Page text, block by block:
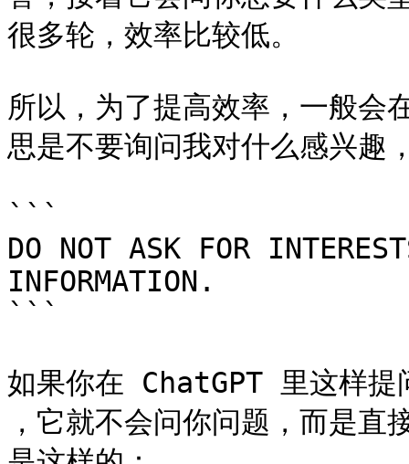
很多轮，效率比较低。
所以，为了提高效率，一般
思是不要询问我对什么感兴趣
```
DO NOT ASK FOR
INFORMATION.
```
如果你在 ChatGPT 里这样
，它就不会问你问题，而是